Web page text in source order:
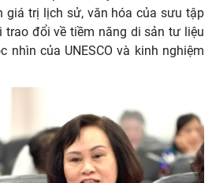
giá trị lịch sử, văn hóa của sưu tập
trao đổi về tiềm năng di sản tư liệu
nhìn của UNESCO và kinh nghiệm